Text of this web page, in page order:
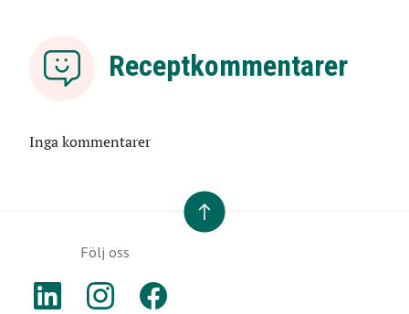
Receptkommentarer
Inga kommentarer
TILL TOPPEN
Följ oss
LINKEDININSTAGRAM